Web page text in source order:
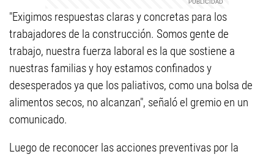
"Exigimos respuestas claras y concretas para los
trabajadores de la construcción. Somos gente de
trabajo, nuestra fuerza laboral es la que sostiene a
nuestras familias y hoy estamos confinados y
desesperados ya que los paliativos, como una bolsa de
alimentos secos, no alcanzan", señaló el gremio en un
comunicado.
Luego de reconocer las acciones preventivas por la